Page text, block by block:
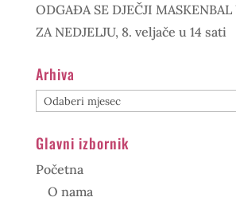
ODGAĐA SE DJEČJI
ZA NEDJELJU, 8. veljače u 14 sati
Arhiva
Arhiva
Glavni izbornik
Početna
O nama